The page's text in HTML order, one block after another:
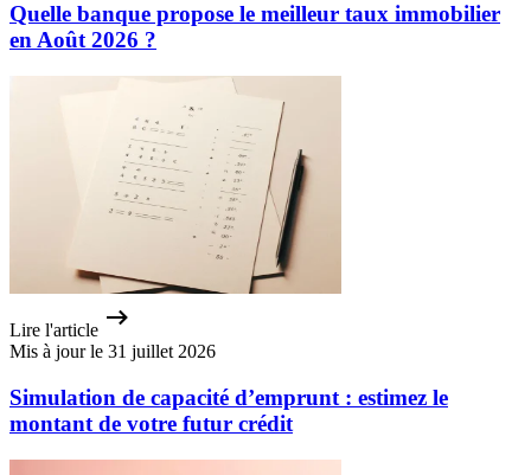
Quelle banque propose le meilleur taux immobilier
en Août 2026 ?
Lire l'article
Mis à jour le 31 juillet 2026
Simulation de capacité d’emprunt : estimez le
montant de votre futur crédit